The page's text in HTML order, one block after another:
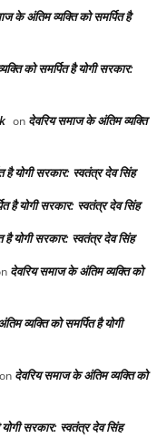
के अंतिम व्यक्ति को समर्पित है
को समर्पित है योगी सरकार:
on देवरिय समाज के अंतिम व्यक्ति
है योगी सरकार: स्वतंत्र देव सिंह
है योगी सरकार: स्वतंत्र देव सिंह
है योगी सरकार: स्वतंत्र देव सिंह
देवरिय समाज के अंतिम व्यक्ति को
व्यक्ति को समर्पित है योगी
on देवरिय समाज के अंतिम व्यक्ति को
सरकार: स्वतंत्र देव सिंह